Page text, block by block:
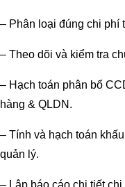
– Phân loại đúng chi phí
– Theo dõi và kiểm tra
– Hạch toán phân bổ
hàng & QLDN.
– Tính và hạch toán
quản lý.
– Lập báo cáo chi tiết